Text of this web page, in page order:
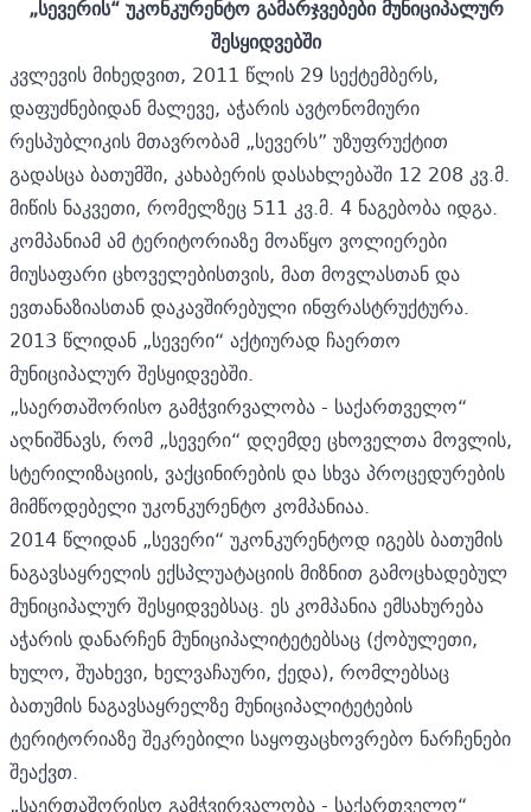
„სევერის“უკონკურენტოგამარჯვებებიმუნიციპალურ
შესყიდვებში
კვლევის მიხედვით, 2011 წლის 29 სექტემბერს,
დაფუძნებიდან მალევე, აჭარის ავტონომიური
რესპუბლიკის მთავრობამ „სევერს” უზუფრუქტით
გადასცა ბათუმში, კახაბერის დასახლებაში 12 208 კვ.მ.
მიწის ნაკვეთი, რომელზეც 511 კვ.მ. 4 ნაგებობა იდგა.
კომპანიამ ამ ტერიტორიაზე მოაწყო ვოლიერები
მიუსაფარი ცხოველებისთვის, მათ მოვლასთან და
ევთანაზიასთან დაკავშირებული ინფრასტრუქტურა.
2013 წლიდან „სევერი“ აქტიურად ჩაერთო
მუნიციპალურ შესყიდვებში.
„საერთაშორისო გამჭვირვალობა - საქართველო“
აღნიშნავს, რომ „სევერი“ დღემდე ცხოველთა მოვლის,
სტერილიზაციის, ვაქცინირების და სხვა პროცედურების
მიმწოდებელი უკონკურენტო კომპანიაა.
2014 წლიდან „სევერი“ უკონკურენტოდ იგებს ბათუმის
ნაგავსაყრელის ექსპლუატაციის მიზნით გამოცხადებულ
მუნიციპალურ შესყიდვებსაც. ეს კომპანია ემსახურება
აჭარის დანარჩენ მუნიციპალიტეტებსაც (ქობულეთი,
ხულო, შუახევი, ხელვაჩაური, ქედა), რომლებსაც
ბათუმის ნაგავსაყრელზე მუნიციპალიტეტების
ტერიტორიაზე შეკრებილი საყოფაცხოვრებო ნარჩენები
შეაქვთ.
„საერთაშორისო გამჭვირვალობა - საქართველო“